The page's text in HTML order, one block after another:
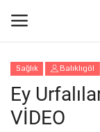
Giriş Yap
Anasayfa
Sağlık Balıklıgöl
Ey
VİDEO